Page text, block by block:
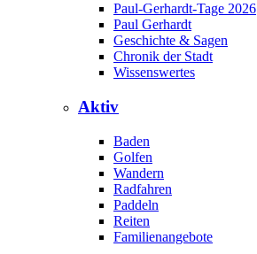
Paul-Gerhardt-Tage 2026
Paul Gerhardt
Geschichte & Sagen
Chronik der Stadt
Wissenswertes
Aktiv
Baden
Golfen
Wandern
Radfahren
Paddeln
Reiten
Familienangebote